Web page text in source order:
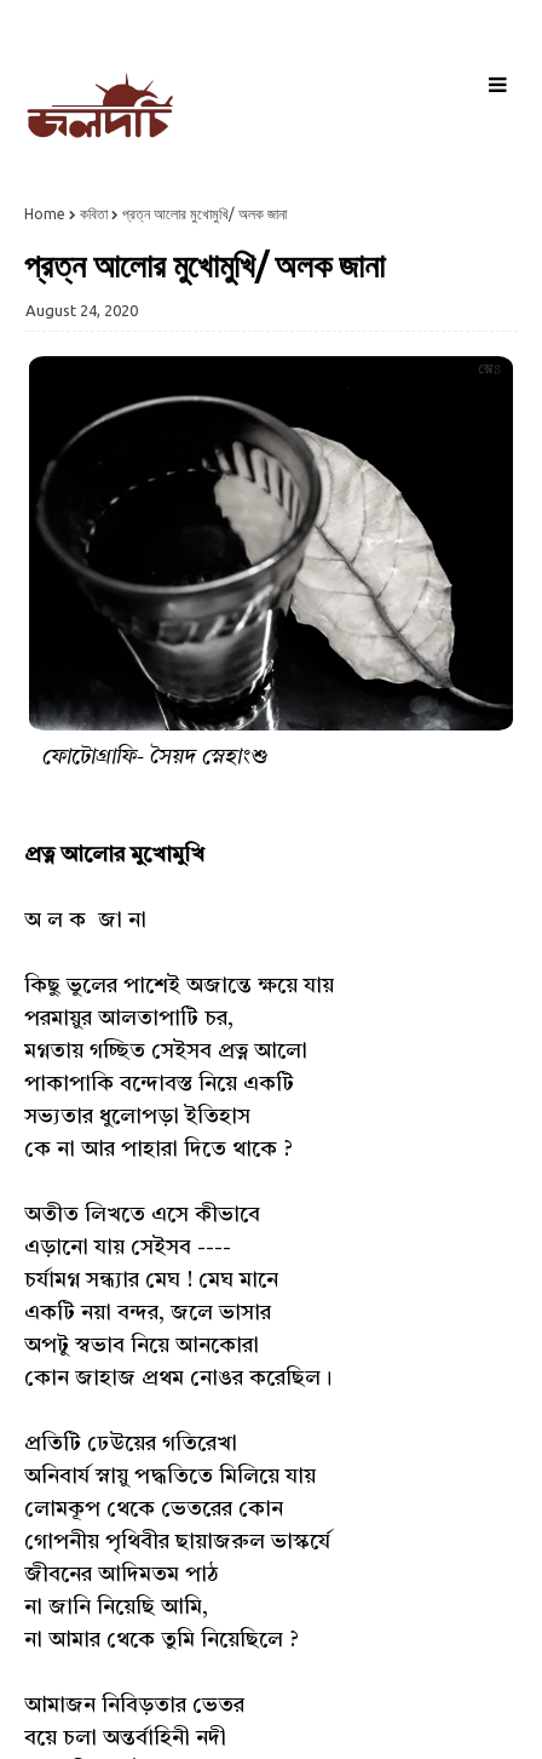
Home কবিতা প্রত্ন আলোর মুখোমুখি/ অলক জানা
প্রত্ন আলোর মুখোমুখি/ অলক জানা
August 24, 2020
ফোটোগ্রাফি- সৈয়দ স্নেহাংশু
প্রত্ন আলোর মুখোমুখি
অ ল ক জা না
কিছু ভুলের পাশেই অজান্তে ক্ষয়ে যায়
পরমায়ুর আলতাপাটি চর,
মগ্নতায় গচ্ছিত সেইসব প্রত্ন আলো
পাকাপাকি বন্দোবস্ত নিয়ে একটি
সভ্যতার ধুলোপড়া ইতিহাস
কে না আর পাহারা দিতে থাকে ?
অতীত লিখতে এসে কীভাবে
এড়ানো যায় সেইসব ----
চর্যামগ্ন সন্ধ্যার মেঘ ! মেঘ মানে
একটি নয়া বন্দর, জলে ভাসার
অপটু স্বভাব নিয়ে আনকোরা
কোন জাহাজ প্রথম নোঙর করেছিল।
প্রতিটি ঢেউয়ের গতিরেখা
অনিবার্য স্নায়ু পদ্ধতিতে মিলিয়ে যায়
লোমকূপ থেকে ভেতরের কোন
গোপনীয় পৃথিবীর ছায়াজরুল ভাস্কর্যে
জীবনের আদিমতম পাঠ
না জানি নিয়েছি আমি,
না আমার থেকে তুমি নিয়েছিলে ?
আমাজন নিবিড়তার ভেতর
বয়ে চলা অন্তর্বাহিনী নদী